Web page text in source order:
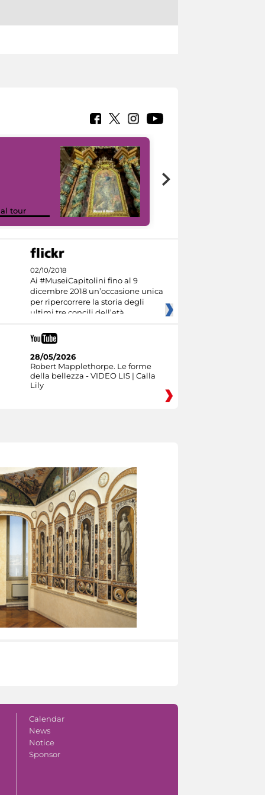
tour
02/10/2018
Ai #MuseiCapitolini fino al 9
dicembre 2018 un’occasione unica
per ripercorrere la storia degli
ultimi tre concili dell’età
28/05/2026
Robert Mapplethorpe. Le forme
della bellezza - VIDEO LIS | Calla
Lily
Calendar
News
Notice
Sponsor